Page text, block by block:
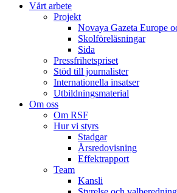
Vårt arbete
Projekt
Novaya Gazeta Europe
Skolföreläsningar
Sida
Pressfrihetspriset
Stöd till journalister
Internationella insatser
Utbildningsmaterial
Om oss
Om RSF
Hur vi styrs
Stadgar
Årsredovisning
Effektrapport
Team
Kansli